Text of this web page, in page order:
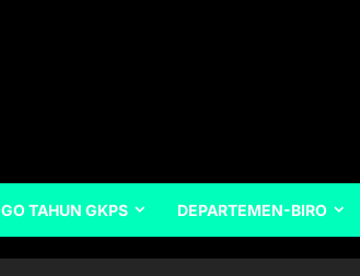
TAHUN GKPS DEPARTEMEN-BIRO